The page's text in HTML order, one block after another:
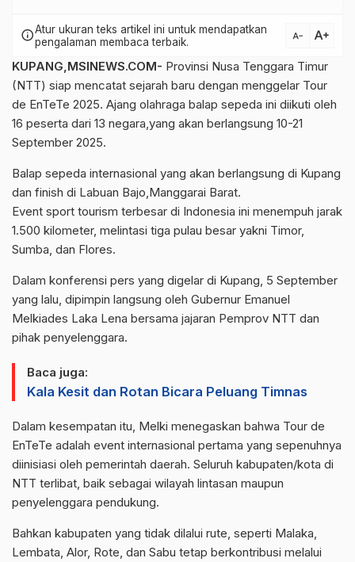
infoAtur ukuran teks artikel ini untuk mendapatkan
pengalaman membaca terbaik.
text_decrease text_increase
KUPANG,MSINEWS.COM- Provinsi Nusa Tenggara Timur
(NTT) siap mencatat sejarah baru dengan menggelar Tour
de EnTeTe 2025. Ajang olahraga balap sepeda ini diikuti oleh
16 peserta dari 13 negara,yang akan berlangsung 10-21
September 2025.
Balap sepeda internasional yang akan berlangsung di Kupang
dan finish di Labuan Bajo,Manggarai Barat.
Event sport tourism terbesar di Indonesia ini menempuh jarak
1.500 kilometer, melintasi tiga pulau besar yakni Timor,
Sumba, dan Flores.
Dalam konferensi pers yang digelar di Kupang, 5 September
yang lalu, dipimpin langsung oleh Gubernur Emanuel
Melkiades Laka Lena bersama jajaran Pemprov NTT dan
pihak penyelenggara.
Baca juga:
Kala Kesit dan Rotan Bicara Peluang Timnas
Dalam kesempatan itu, Melki menegaskan bahwa Tour de
EnTeTe adalah event internasional pertama yang sepenuhnya
diinisiasi oleh pemerintah daerah. Seluruh kabupaten/kota di
NTT terlibat, baik sebagai wilayah lintasan maupun
penyelenggara pendukung.
Bahkan kabupaten yang tidak dilalui rute, seperti Malaka,
Lembata, Alor, Rote, dan Sabu tetap berkontribusi melalui